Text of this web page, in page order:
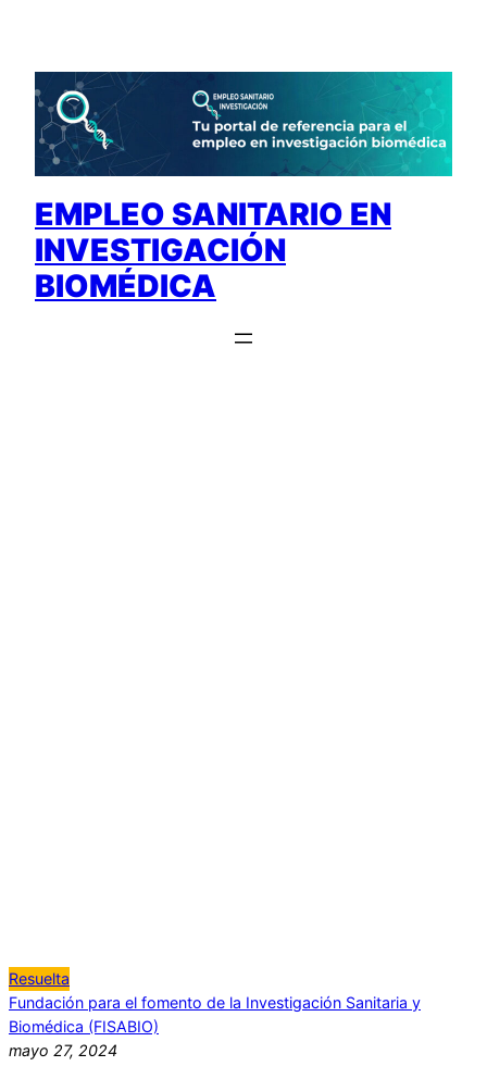
contenido
EMPLEO SANITARIO EN
INVESTIGACIÓN
BIOMÉDICA
Resuelta
Fundación para el fomento de la Investigación Sanitaria y
Biomédica (FISABIO)
mayo 27, 2024